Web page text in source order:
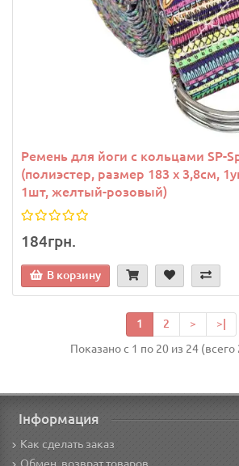
Ремень для йоги с кольцами SP-
(полиэстер, размер 183 x 3,8см,
1шт, желтый-розовый)
184грн.
В корзину
1 2 >
>|
Показано с 1 по 20 из 24 (всего
Інформация
Как сделать заказ